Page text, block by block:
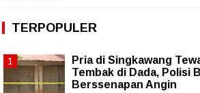
TERPOPULER
Pria di Singkawang
Tembak di Dada, Polisi
Berssenapan Angin